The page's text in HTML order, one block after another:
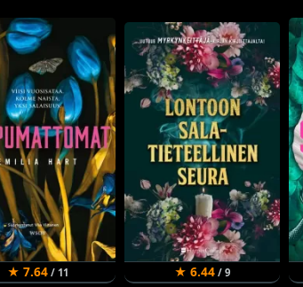
★ 7.64 / 11 ★ 6.44 / 9